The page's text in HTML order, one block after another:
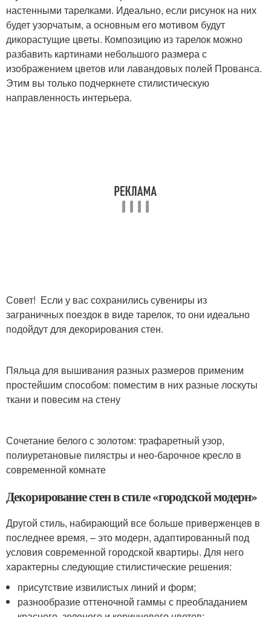
настенными тарелками. Идеально, если рисунок на них
будет узорчатым, а основным его мотивом будут
дикорастущие цветы. Композицию из тарелок можно
разбавить картинами небольшого размера с
изображением цветов или лавандовых полей Прованса.
Этим вы только подчеркнете стилистическую
направленность интерьера.
Совет! Если у вас сохранились сувениры из
заграничных поездок в виде тарелок, то они идеально
подойдут для декорирования стен.
Пяльца для вышивания разных размеров применим
простейшим способом: поместим в них разные лоскуты
ткани и повесим на стену
Сочетание белого с золотом: трафаретный узор,
полиуретановые пилястры и нео-барочное кресло в
современной комнате
Декорирование стен в стиле «городской модерн»
Другой стиль, набирающий все больше приверженцев в
последнее время, – это модерн, адаптированный под
условия современной городской квартиры. Для него
характерны следующие стилистические решения:
присутствие извилистых линий и форм;
разнообразие оттеночной гаммы с преобладанием